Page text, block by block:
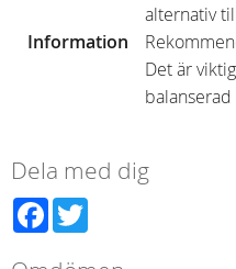
Information
alternativ
Det är
Dela med dig
Facebook